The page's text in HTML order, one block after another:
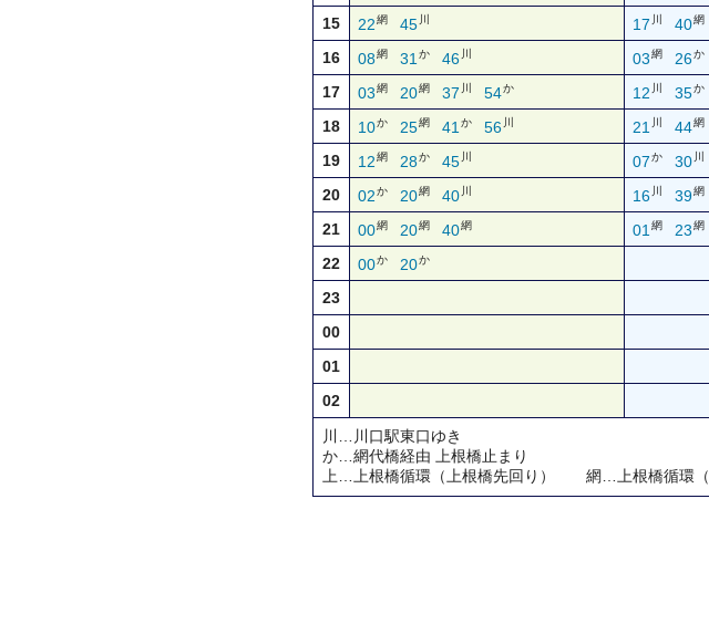
15 22網 45 川 17 川 40網
16 08網 31 か 46 川 03網 26か
17 03網 20網 37 川 54か 12 川 35か
18 10か 25網 41 か 56 川 21 川 44網
19 12網 28か 45 川 07か 30 川
20 02か 20網 40 川 16 川 39網
21 00網 20網 40網 01 網 23網
22 00か 20か
23
00
01
02
川…川口駅東口ゆき
か…網代橋経由 上根橋止まり
上…上根橋循環（上根橋先回り） 網…上根橋循環（